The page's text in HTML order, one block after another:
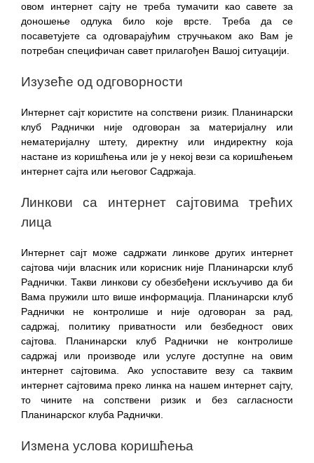
овом интернет сајту не треба тумачити као савете за
доношење одлука било које врсте. Треба да се
посаветујете са одговарајућим стручњаком ако Вам је
потребан специфичан савет прилагођен Вашој ситуацији.
Изузеће од одговорности
Интернет сајт користите на сопствени ризик. Планинарски
клуб Раднички није одговоран за материјалну или
нематеријалну штету, директну или индиректну која
настане из коришћења или је у некој вези са коришћењем
интернет сајта или његовог Садржаја.
Линкови са интернет сајтовима трећих
лица
Интернет сајт може садржати линкове других интернет
сајтова чији власник или корисник није Планинарски клуб
Раднички. Такви линкови су обезбеђени искључиво да би
Вама пружили што више информација. Планинарски клуб
Раднички не контролише и није одговоран за рад,
садржај, политику приватности или безбедност ових
сајтова. Планинарски клуб Раднички не контролише
садржај или производе или услуге доступне на овим
интернет сајтовима. Ако успоставите везу са таквим
интернет сајтовима преко линка на нашем интернет сајту,
то чините на сопствени ризик и без сагласности
Планинарског клуба Раднички.
Измена услова коришћења